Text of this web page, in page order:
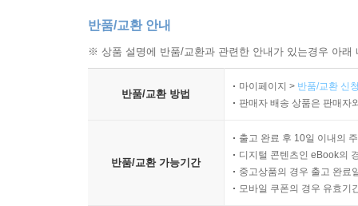
반품/교환 안내
※ 상품 설명에 반품/교환과 관련한 안내가 있는경우 아
반품/교환 방법
마이페이지 > 반품/교환 신
판매자 배송 상품은 판매자
반품/교환 가능기간
출고 완료 후 10일 이내의
디지털 콘텐츠인 eBook의
중고상품의 경우 출고 완료
모바일 쿠폰의 경우 유효기